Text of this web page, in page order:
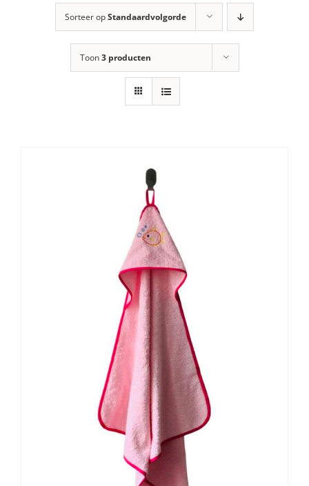
Sorteer opStandaardvolgorde
Toon3 producten